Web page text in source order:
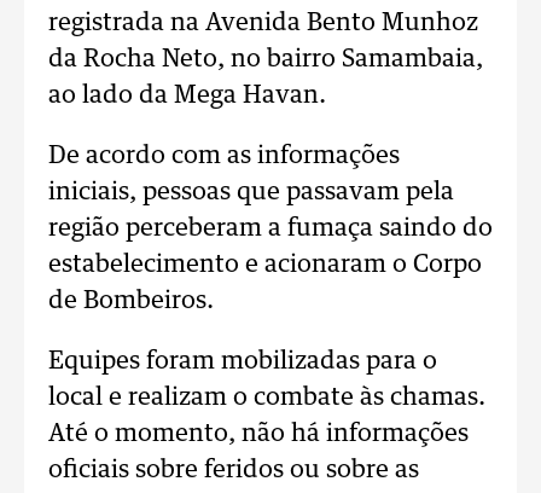
registrada na Avenida Bento Munhoz
da Rocha Neto, no bairro Samambaia,
ao lado da Mega Havan.
De acordo com as informações
iniciais, pessoas que passavam pela
região perceberam a fumaça saindo do
estabelecimento e acionaram o Corpo
de Bombeiros.
Equipes foram mobilizadas para o
local e realizam o combate às chamas.
Até o momento, não há informações
oficiais sobre feridos ou sobre as